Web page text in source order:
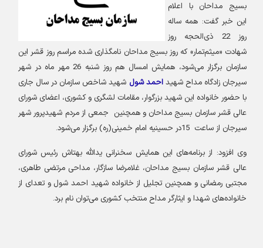
بسیج مداحان با اعلام
این خبر گفت: همه ساله
روز 22 ذی‌الحجه روز
شهادت «میثم‌تمار» که روز بسیج مداحان نامگذاری شده مراسم روز قشر این
سازمان برگزار می‌شود، همایش امسال هم روز شنبه 26 مهر ماه در شهر
سیرجان زادگاه مداح شهیداحمد شول شهید شاخص سازمان در سال جاری
با حضور خانواده این شهید بزرگوار، مقامات لشگری و کشوری، اعضای شورای
عالی قشر سازمان بسیج مداحان و همچنین جمعی از مردم شهیدپرور شهر
سیرجان از ساعت 15در حسینیه امام خمینی(ره) برگزار می‌شود
.
وی افزود: از برنامه‌های این همایش سخنرانی یدالله بهتاش رئیس شورای
عالی قشر سازمان بسیج مداحان، غلامرضا سازگار، مداحی مرتضی طاهری،
مجتبی رمضانی و همچنین تجلیل از خانواده شهید احمد شول و تعدای از
خانواده‌های شهدا و ایثارگر مداح منتخب کشوری می‌توان نام برد.